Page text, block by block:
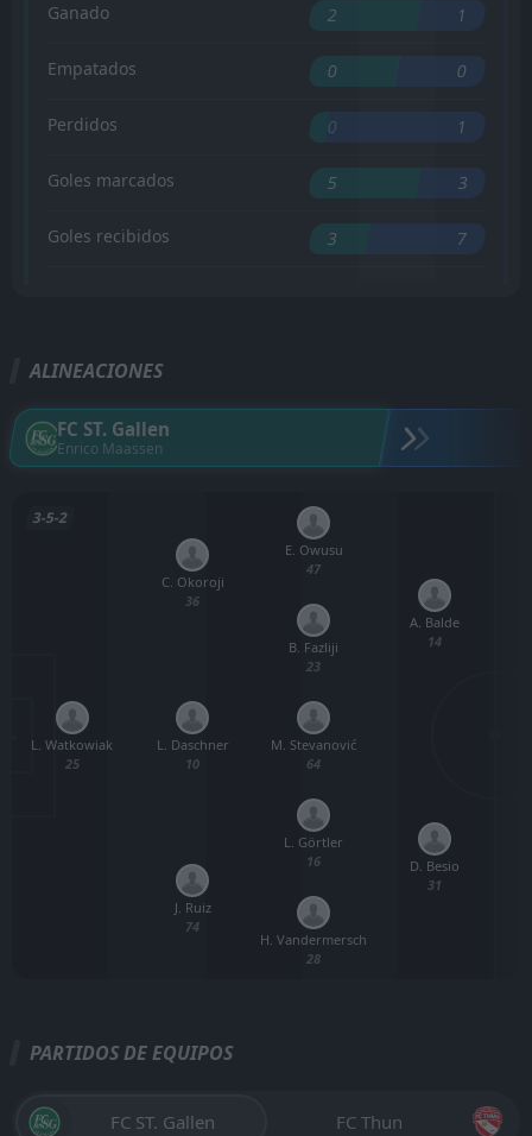
Ganado 2 1
Empatados 0 0
Perdidos 0 1
Goles marcados 5 3
Goles recibidos 3 7
ALINEACIONES
FC ST. Gallen
Enrico Maassen
3-5-2
L. Watkowiak
25
J. Ruiz
74
L. Daschner
10
C. Okoroji
36
H. Vandermersch
28
L. Görtler
16
M. Stevanović
64
B. Fazliji
23
E. Owusu
47
D. Besio
31
A. Balde
14
PARTIDOS DE EQUIPOS
FC ST. Gallen FC Thun